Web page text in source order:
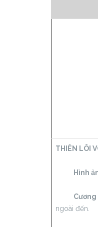
THIÊN LÔI
Hình ảnh
Cương
ngoài đến.